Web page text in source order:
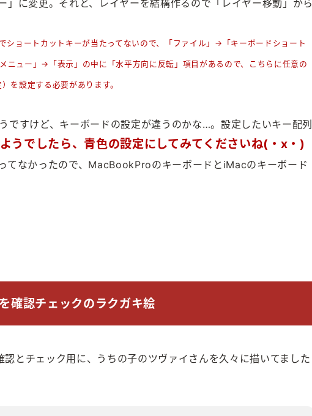
」に変更。それと、レイヤーを結構作るので「レイヤー移動」から
ョートカットキーが当たってないので、「ファイル」→「キーボードショート
ニュー」→「表示」の中に「水平方向に反転」項目があるので、こちらに任意の
設定する必要があります。
ですけど、キーボードの設定が違うのかな…。設定したいキー配列
うでしたら、青色の設定にしてみてくださいね(・x・)
てなかったので、MacBookProのキーボードとiMacのキーボード
確認チェックのラクガキ絵
とチェック用に、うちの子のツヴァイさんを久々に描いてました